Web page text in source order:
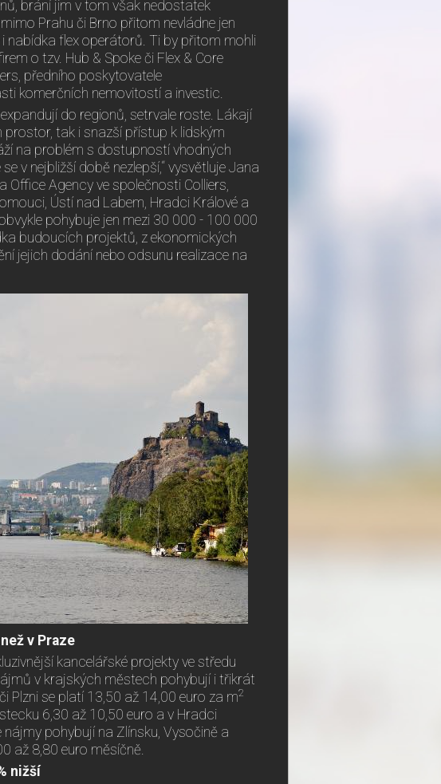
brání jim v tom však nedostatek
Prahu či Brno přitom nevládne jen
nabídka flex operátorů. Ti by přitom mohli
o tzv. Hub & Spoke či Flex & Core
předního poskytovatele
komerčních nemovitostí a investic.
do regionů, setrvale roste. Lákají
tak i snazší přístup k lidským
na problém s dostupností vhodných
v nejbližší době nezlepší,“ vysvětluje Jana
Office Agency ve společnosti Colliers,
Ústí nad Labem, Hradci Králové a
pohybuje jen mezi 30 000 - 100 000
budoucích projektů, z ekonomických
jejich dodání nebo odsunu realizace na
v Praze
kancelářské projekty ve středu
v krajských městech pohybují i třikrát
Plzni se platí 13,50 až 14,00 euro za m2
6,30 až 10,50 euro a v Hradci
pohybují na Zlínsku, Vysočině a
až 8,80 euro měsíčně.
nižší